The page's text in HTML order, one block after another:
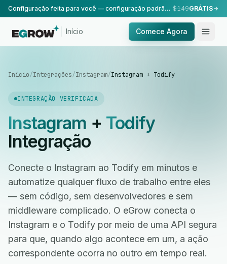
Configuração feita para você — configuração padrão, realizada pela nossa equipe. $149GRÁTIS
Início Comece Agora
Início/Integrações/Instagram/Instagram + Todify
INTEGRAÇÃO VERIFICADA
Instagram + Todify
Integração
Conecte o Instagram ao Todify em minutos e
automatize qualquer fluxo de trabalho entre eles
— sem código, sem desenvolvedores e sem
middleware complicado. O eGrow conecta o
Instagram e o Todify por meio de uma API segura
para que, quando algo acontece em um, a ação
correspondente ocorra no outro em tempo real.